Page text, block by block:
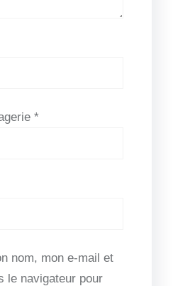
*
nom, mon e-mail et
le navigateur pour